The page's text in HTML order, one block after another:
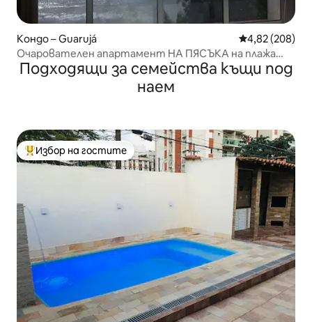
Кондо – Guarujá Средна
4,82 (208)
Очарователен апартамент НА ПЯСЪКА на плажа
Питангеирас
Подходящи за семейства къщи под
наем
Най-популярен избор на гостите
Избор на гостите